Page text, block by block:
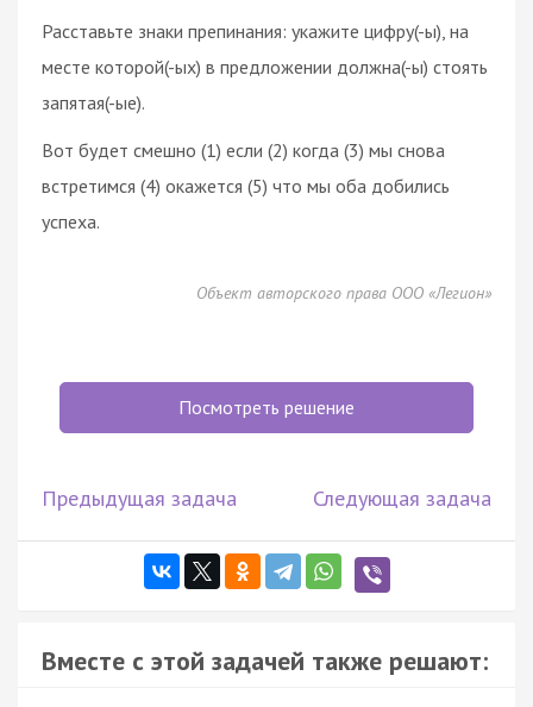
Расставьте знаки препинания: укажите цифру(-ы), на
месте которой(-ых) в предложении должна(-ы) стоять
запятая(-ые).
Вот будет смешно (1) если (2) когда (3) мы снова
встретимся (4) окажется (5) что мы оба добились
успеха.
Объект авторского права ООО «Легион»
Посмотреть решение
Предыдущая задача Следующая задача
Вместе с этой задачей также решают: